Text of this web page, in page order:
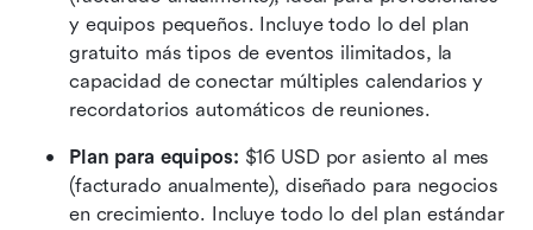
y equipos pequeños. Incluye todo lo del plan
gratuito más tipos de eventos ilimitados, la
capacidad de conectar múltiples calendarios y
recordatorios automáticos de reuniones.
Plan para equipos: $16 USD por asiento al mes
(facturado anualmente), diseñado para negocios
en crecimiento. Incluye todo lo del plan estándar